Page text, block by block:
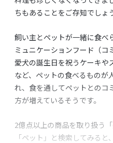
ちもあることをご存知でしょ
飼い主とペットが一緒に食べ
ミュニケーションフード（コ
愛犬の誕生日を祝うケーキや
など、ペットの食べるものが
れ、食を通してペットとのコ
方が増えているそうです。
2億点以上の商品を取り扱う「
「ペット」と検索してみる